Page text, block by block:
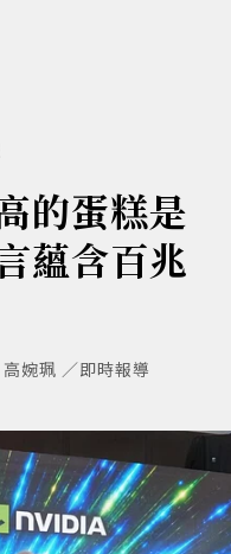
的蛋糕是
蘊含百兆
婉珮 ／即時報導